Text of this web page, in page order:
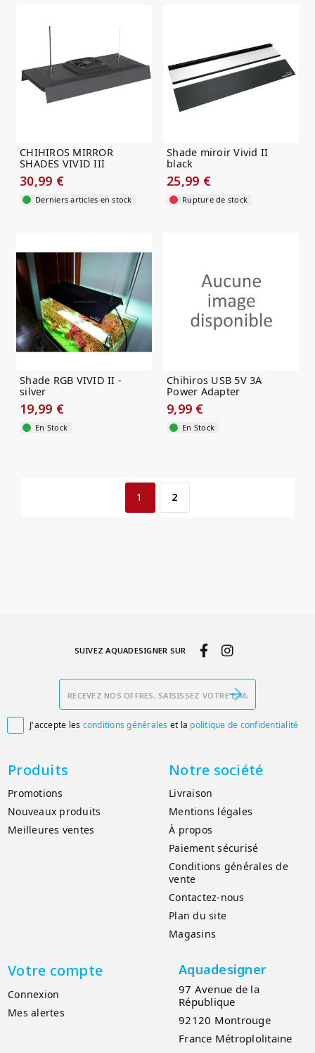
CHIHIROS MIRROR
SHADES VIVID III
30,99 €
Derniers articles en stock
Shade miroir Vivid II
black
25,99 €
Rupture de stock
Shade RGB VIVID II -
silver
19,99 €
En Stock
Chihiros USB 5V 3A
Power Adapter
9,99 €
En Stock
1 2
J'accepte les conditions générales et la politique de confidentialité
SUIVEZ AQUADESIGNER SUR
Produits
Promotions
Nouveaux produits
Meilleures ventes
Notre société
Livraison
Mentions légales
À propos
Paiement sécurisé
Conditions générales de
vente
Contactez-nous
Plan du site
Magasins
Votre compte
Connexion
Mes alertes
Aquadesigner
97 Avenue de la
République
92120 Montrouge
France Métroplolitaine